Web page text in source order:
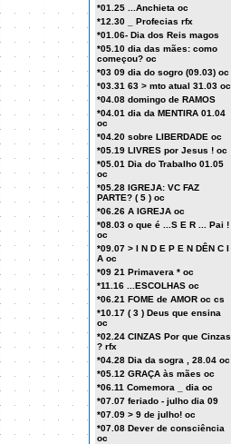
*01.25 ...Anchieta oc
*12.30 _ Profecias rfx
*01.06- Dia dos Reis magos
*05.10 dia das mães: como
começou? oc
*03 09 dia do sogro (09.03) oc
*03.31 63 > mto atual 31.03 oc
*04.08 domingo de RAMOS
*04.01 dia da MENTIRA 01.04
oc
*04.20 sobre LIBERDADE oc
*05.19 LIVRES por Jesus ! oc
*05.01 Dia do Trabalho 01.05
oc
*05.28 IGREJA: VC FAZ
PARTE? ( 5 ) oc
*06.26 A IGREJA oc
*08.03 o que é ...S E R ... Pai !
oc
*09.07 > I N D E P E N DÊN C I
A oc
*09 21 Primavera * oc
*11.16 ...ESCOLHAS oc
*06.21 FOME de AMOR oc cs
*10.17 ( 3 ) Deus que ensina
oc
*02.24 CINZAS Por que Cinzas
? rfx
*04.28 Dia da sogra , 28.04 oc
*05.12 GRAÇA às mães oc
*06.11 Comemora _ dia oc
*07.07 feriado - julho dia 09
*07.09 > 9 de julho! oc
*07.08 Dever de consciência
oc